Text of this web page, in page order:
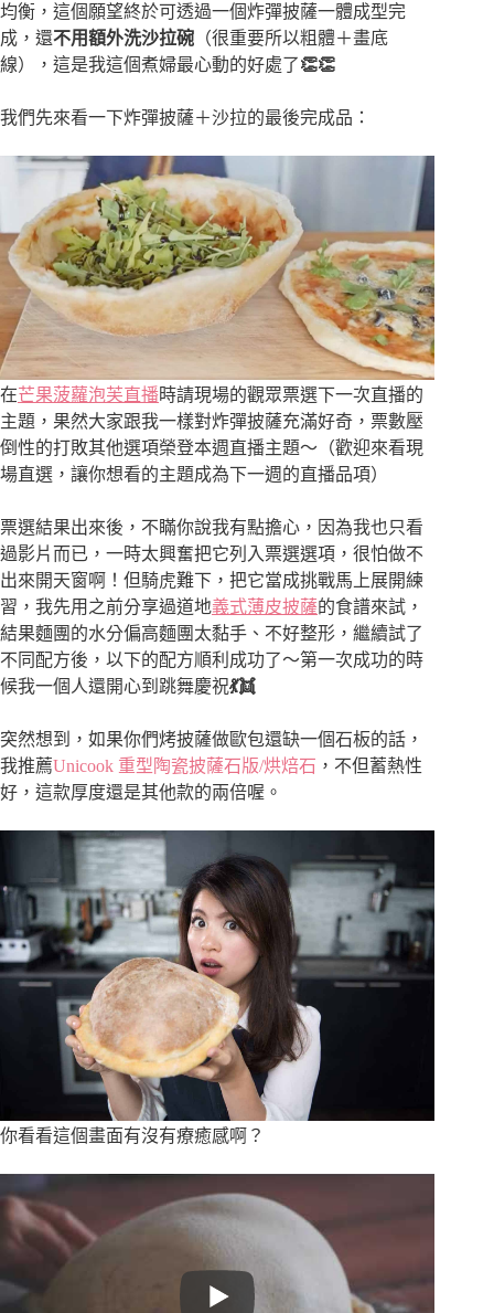
均衡，這個願望終於可透過一個炸彈披薩一體成型完
成，還不用額外洗沙拉碗 （很重要所以粗體＋畫底
線），這是我這個煮婦最心動的好處了👏👏
我們先來看一下炸彈披薩＋沙拉的最後完成品：
在芒果菠蘿泡芙直播時請現場的觀眾票選下一次直播的
主題，果然大家跟我一樣對炸彈披薩充滿好奇，票數壓
倒性的打敗其他選項榮登本週直播主題～（歡迎來看現
場直選，讓你想看的主題成為下一週的直播品項）
票選結果出來後，不瞞你說我有點擔心，因為我也只看
過影片而已，一時太興奮把它列入票選選項，很怕做不
出來開天窗啊！但騎虎難下，把它當成挑戰馬上展開練
習，我先用之前分享過道地義式薄皮披薩的食譜來試，
結果麵團的水分偏高麵團太黏手、不好整形，繼續試了
不同配方後，以下的配方順利成功了～第一次成功的時
候我一個人還開心到跳舞慶祝💃👯
突然想到，如果你們烤披薩做歐包還缺一個石板的話，
我推薦Unicook 重型陶瓷披薩石版/烘焙石 ，不但蓄熱性
好，這款厚度還是其他款的兩倍喔。
你看看這個畫面有沒有療癒感啊？